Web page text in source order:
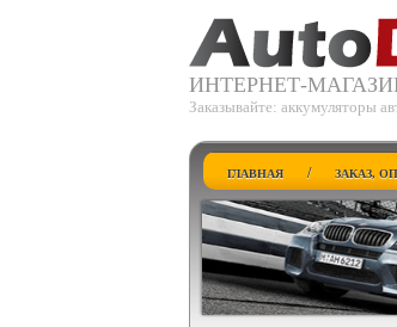
ИНТЕРНЕТ-
Заказывайте: аккумуляторы
ГЛАВНАЯ / ЗАКАЗ,